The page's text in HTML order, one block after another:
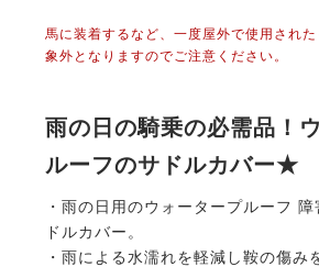
馬に装着するなど、一度屋外で使用され
象外となりますのでご注意ください。
雨の日の騎乗の必需品！
ルーフのサドルカバー★
・雨の日用のウォータープルーフ
ドルカバー。
・雨による水濡れを軽減し鞍の傷み